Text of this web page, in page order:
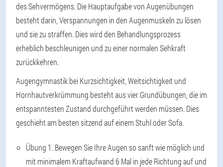
des Sehvermögens. Die Hauptaufgabe von Augenübungen
besteht darin, Verspannungen in den Augenmuskeln zu lösen
und sie zu straffen. Dies wird den Behandlungsprozess
erheblich beschleunigen und zu einer normalen Sehkraft
zurückkehren.
Augengymnastik bei Kurzsichtigkeit, Weitsichtigkeit und
Hornhautverkrümmung besteht aus vier Grundübungen, die im
entspanntesten Zustand durchgeführt werden müssen. Dies
geschieht am besten sitzend auf einem Stuhl oder Sofa.
Übung 1. Bewegen Sie Ihre Augen so sanft wie möglich und
mit minimalem Kraftaufwand 6 Mal in jede Richtung auf und